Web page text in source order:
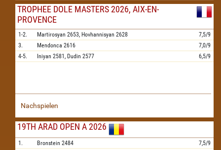
TROPHEE DOLE MASTERS 2026, AIX-EN-
PROVENCE
1-2. Martirosyan 2653, Hovhannisyan 2628
7,5/9
3.
Mendonca 2616
7,0/9
4-5.
Iniyan 2581, Dudin 2577 6,5/9
Nachspielen
19TH ARAD OPEN A 2026
1. Bronstein 2484
7,5/9